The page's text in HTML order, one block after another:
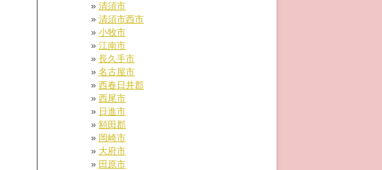
清須市
清須市西市
小牧市
江南市
長久手市
名古屋市
西春日井郡
西尾市
日進市
額田郡
岡崎市
大府市
田原市